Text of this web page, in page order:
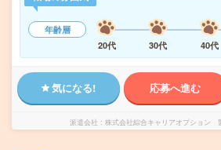
年齢層
20代
30代 40代
気になる! 応募へ進む
派遣会社 株式会社綜合キャリアオプション